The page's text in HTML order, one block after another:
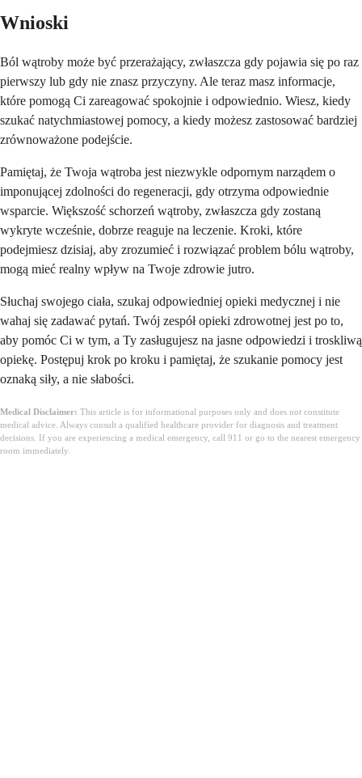
Wnioski
Ból wątroby może być przerażający, zwłaszcza gdy pojawia się po raz
pierwszy lub gdy nie znasz przyczyny. Ale teraz masz informacje,
które pomogą Ci zareagować spokojnie i odpowiednio. Wiesz, kiedy
szukać natychmiastowej pomocy, a kiedy możesz zastosować bardziej
zrównoważone podejście.
Pamiętaj, że Twoja wątroba jest niezwykle odpornym narządem o
imponującej zdolności do regeneracji, gdy otrzyma odpowiednie
wsparcie. Większość schorzeń wątroby, zwłaszcza gdy zostaną
wykryte wcześnie, dobrze reaguje na leczenie. Kroki, które
podejmiesz dzisiaj, aby zrozumieć i rozwiązać problem bólu wątroby,
mogą mieć realny wpływ na Twoje zdrowie jutro.
Słuchaj swojego ciała, szukaj odpowiedniej opieki medycznej i nie
wahaj się zadawać pytań. Twój zespół opieki zdrowotnej jest po to,
aby pomóc Ci w tym, a Ty zasługujesz na jasne odpowiedzi i troskliwą
opiekę. Postępuj krok po kroku i pamiętaj, że szukanie pomocy jest
oznaką siły, a nie słabości.
Medical Disclaimer: This article is for informational purposes only and does not constitute
medical advice. Always consult a qualified healthcare provider for diagnosis and treatment
decisions. If you are experiencing a medical emergency, call 911 or go to the nearest emergency
room immediately.